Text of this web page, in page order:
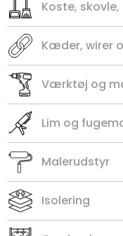
Koste,
Kæder, wirer
Værktøj og
Lim og
Malerudstyr
Isolering